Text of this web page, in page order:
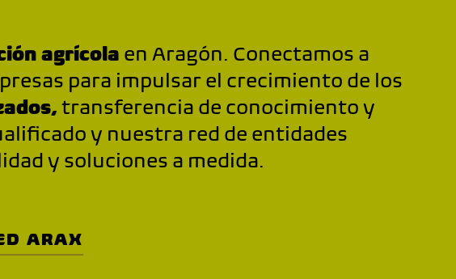
agrícola en Aragón. Conectamos a
para impulsar el crecimiento de los
transferencia de conocimiento y
y nuestra red de entidades
y soluciones a medida.
ARAX